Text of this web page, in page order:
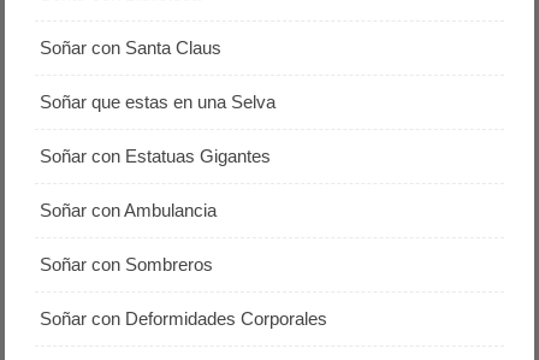
Soñar con Santa Claus
Soñar que estas en una Selva
Soñar con Estatuas Gigantes
Soñar con Ambulancia
Soñar con Sombreros
Soñar con Deformidades Corporales